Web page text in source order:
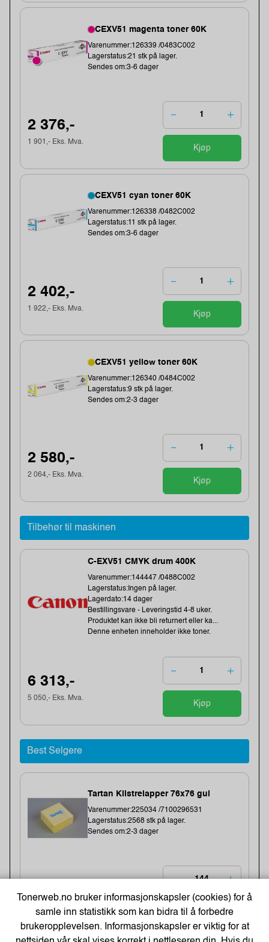
CEXV51 magenta toner 60K
Varenummer:126339 /0483C002
Lagerstatus:21 stk på lager.
Sendes om:3-6 dager
2 376,-
1 901,- Eks. Mva.
Kjøp
CEXV51 cyan toner 60K
Varenummer:126338 /0482C002
Lagerstatus:11 stk på lager.
Sendes om:3-6 dager
2 402,-
1 922,- Eks. Mva.
Kjøp
CEXV51 yellow toner 60K
Varenummer:126340 /0484C002
Lagerstatus:9 stk på lager.
Sendes om:2-3 dager
2 580,-
2 064,- Eks. Mva.
Kjøp
Tilbehør til maskinen
C-EXV51 CMYK drum 400K
Varenummer:144447 /0488C002
Lagerstatus:Ingen på lager.
Lagerdato:14 dager
Bestillingsvare - Leveringstid 4-8 uker.
Produktet kan ikke bli returnert eller ka...
Denne enheten inneholder ikke toner.
6 313,-
5 050,- Eks. Mva.
Kjøp
Best Selgere
Tartan Klistrelapper 76x76 gul
Varenummer:225034 /7100296531
Lagerstatus:2568 stk på lager.
Sendes om:2-3 dager
4,- Eks. Mva.
Kjøp
Tonerweb.no bruker informasjonskapsler (cookies) for å
samle inn statistikk som kan bidra til å forbedre
brukeropplevelsen. Informasjonskapsler er viktig for at